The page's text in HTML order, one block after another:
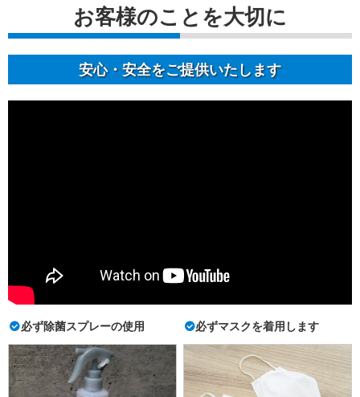
お客様のことを⼤切に
安⼼・安全をご提供いたします
必ず除菌スプレーの使用 必ずマスクを着用します